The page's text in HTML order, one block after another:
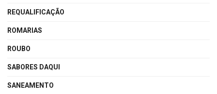
REQUALIFICAÇÃO
ROMARIAS
ROUBO
SABORES DAQUI
SANEAMENTO